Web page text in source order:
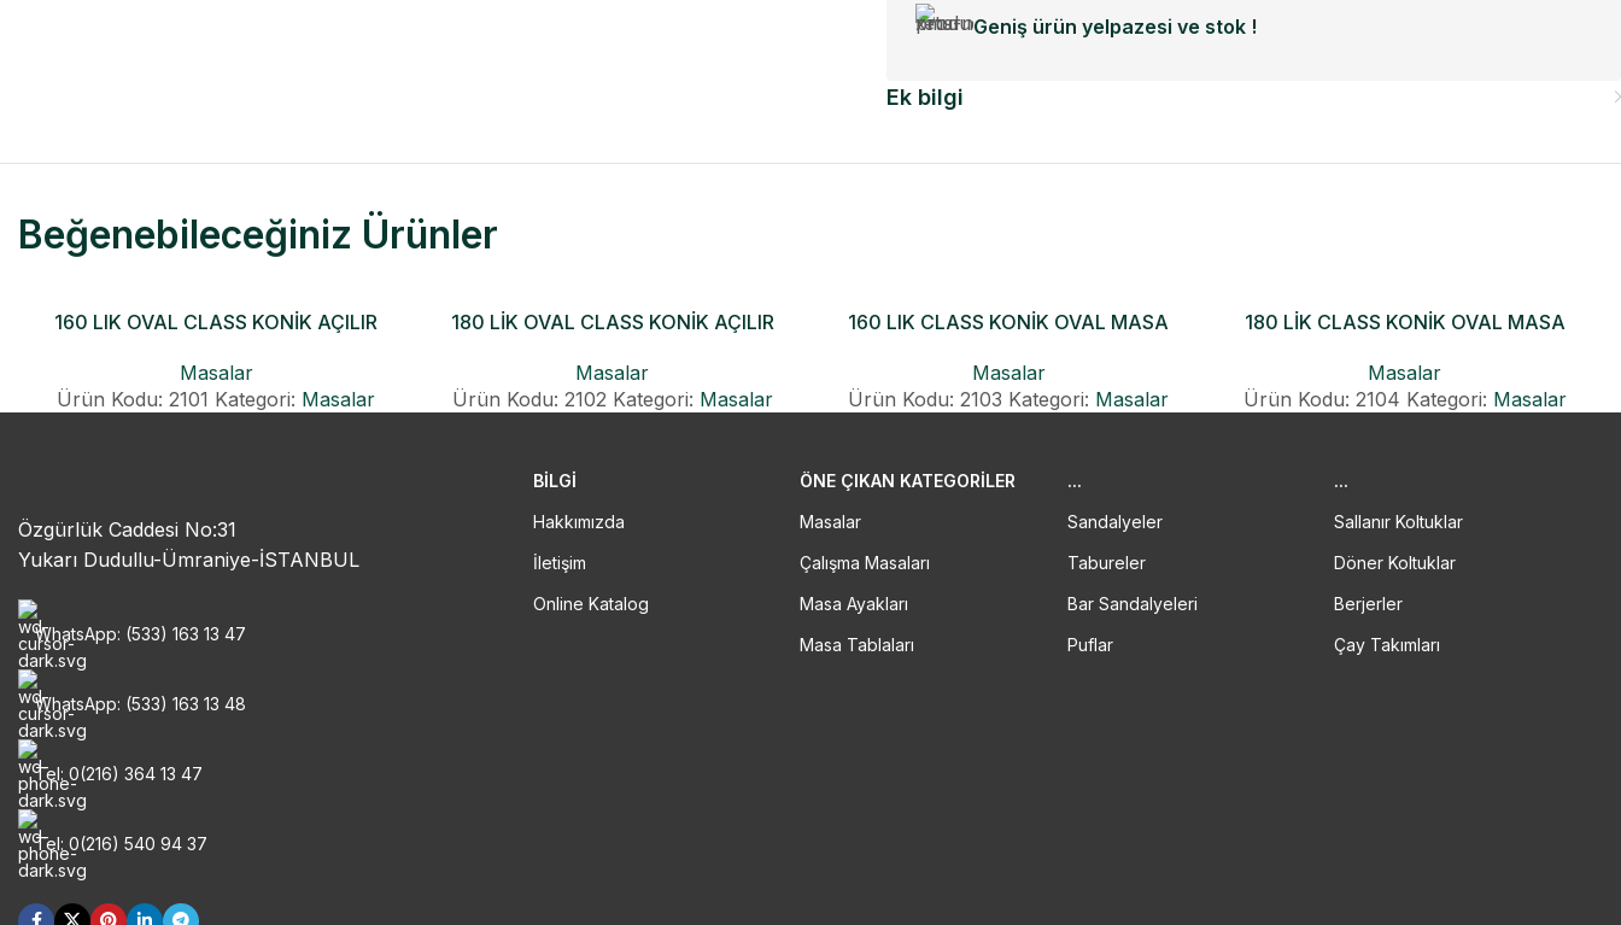
Geniş ürün yelpazesi ve stok !
Ek bilgi
Beğenebileceğiniz Ürünler
160 LIK OVAL CLASS KONİK AÇILIR
Masalar
Ürün Kodu: 2101 Kategori: Masalar
180 LİK OVAL CLASS KONİK AÇILIR
Masalar
Ürün Kodu: 2102 Kategori: Masalar
160 LIK CLASS KONİK OVAL MASA
Masalar
Ürün Kodu: 2103 Kategori: Masalar
180 LİK CLASS KONİK OVAL MASA
Masalar
Ürün Kodu: 2104 Kategori: Masalar
Özgürlük Caddesi No:31
Yukarı Dudullu-Ümraniye-İSTANBUL
WhatsApp: (533) 163 13 47
WhatsApp: (533) 163 13 48
Tel: 0(216) 364 13 47
Tel: 0(216) 540 94 37
BİLGİ
Hakkımızda
İletişim
Online Katalog
ÖNE ÇIKAN KATEGORILER
Masalar
Çalışma Masaları
Masa Ayakları
Masa Tablaları
...
Sandalyeler
Tabureler
Bar Sandalyeleri
Puflar
...
Sallanır Koltuklar
Döner Koltuklar
Berjerler
Çay Takımları